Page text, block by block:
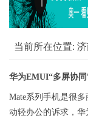
当前所在位置:
华为EMUI“多屏协同
Mate系列手机是很
动轻办公的诉求，